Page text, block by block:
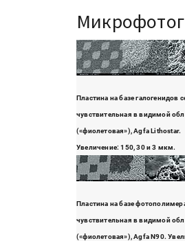
Пластина на базе галогенидов
чувствительная в видимой
(«фиолетовая»), Agfa Lithostar.
Увеличение: 150, 30 и 3 мкм.
Пластина на базе
чувствительная в видимой
(«фиолетовая»), Agfa N90.